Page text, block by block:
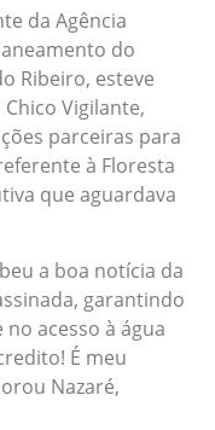
da Agência
do
Ribeiro, esteve
Vigilante,
parceiras para
à Floresta
que aguardava
a boa notícia da
garantindo
acesso à água
É meu
Nazaré,